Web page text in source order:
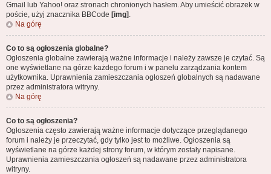
Gmail lub Yahoo! oraz stronach chronionych hasłem. Aby umieścić obrazek w
poście, użyj znacznika BBCode [img] .
Na górę
Co to są ogłoszenia globalne?
Ogłoszenia globalne zawierają ważne informacje i należy zawsze je czytać. Są
one wyświetlane na górze każdego forum i w panelu zarządzania kontem
użytkownika. Uprawnienia zamieszczania ogłoszeń globalnych są nadawane
przez administratora witryny.
Na górę
Co to są ogłoszenia?
Ogłoszenia często zawierają ważne informacje dotyczące przeglądanego
forum i należy je przeczytać, gdy tylko jest to możliwe. Ogłoszenia są
wyświetlane na górze każdej strony forum, w którym zostały napisane.
Uprawnienia zamieszczania ogłoszeń są nadawane przez administratora
witryny.